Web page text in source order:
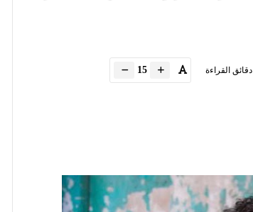
دقائق القراءة 15